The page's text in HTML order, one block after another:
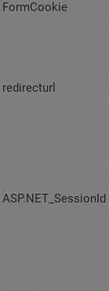
FormCookie
redirecturl
ASP.NET_SessionId